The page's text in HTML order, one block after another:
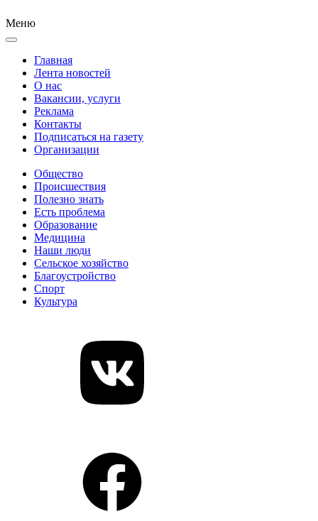
Меню
Главная
Лента новостей
О нас
Вакансии, услуги
Реклама
Контакты
Подписаться на газету
Организации
Общество
Происшествия
Полезно знать
Есть проблема
Образование
Медицина
Наши люди
Сельское хозяйство
Благоустройство
Спорт
Культура